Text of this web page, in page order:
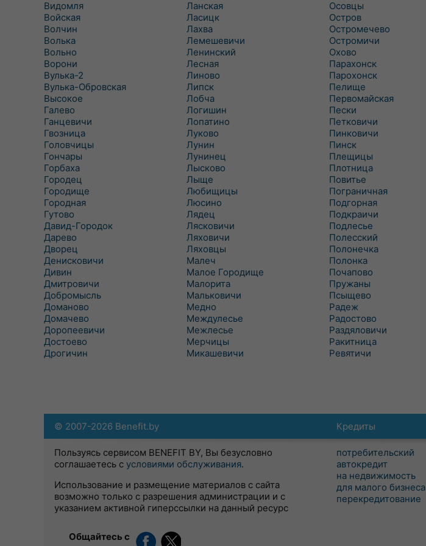
Видомля
Войская
Волчин
Волька
Вольно
Ворони
Вулька-2
Вулька-Обровская
Высокое
Галево
Ганцевичи
Гвозница
Головчицы
Гончары
Горбаха
Городец
Городище
Городная
Гутово
Давид-Городок
Дарево
Дворец
Денисковичи
Дивин
Дмитровичи
Добромысль
Доманово
Домачево
Доропеевичи
Достоево
Дрогичин
Ланская
Ласицк
Лахва
Лемешевичи
Ленинский
Лесная
Линово
Липск
Лобча
Логишин
Лопатино
Луково
Лунин
Лунинец
Лысково
Лыще
Любищицы
Люсино
Лядец
Лясковичи
Ляховичи
Ляховцы
Малеч
Малое Городище
Малорита
Мальковичи
Медно
Междулесье
Межлесье
Мерчицы
Микашевичи
Осовцы
Остров
Остромечево
Остромичи
Охово
Парахонск
Парохонск
Пелище
Первомайская
Пески
Петковичи
Пинковичи
Пинск
Плещицы
Плотница
Повитье
Пограничная
Подгорная
Подкраичи
Подлесье
Полесский
Полонечка
Полонка
Почапово
Пружаны
Псыщево
Радеж
Радостово
Раздяловичи
Ракитница
Ревятичи
Кредиты
потребительский
автокредит
на недвижимость
для малого бизнеса
перекредитование
© 2007-2026 Benefit.by
Пользуясь сервисом BENEFIT BY, Вы безусловно
соглашаетесь с условиями обслуживания.
Использование и размещение материалов с сайта
возможно только с разрешения администрации и с
указанием активной гиперссылки на данный ресурс
Общайтесь с